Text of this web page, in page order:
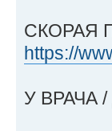
СКОРАЯ
https://
У ВРАЧА